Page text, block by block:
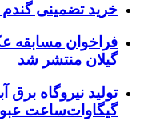
خرید تضمینی گندم
فراخوان مسابقه
گیلان منتشر شد
گیگاوات‌ساعت